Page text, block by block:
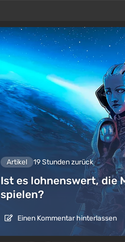
Artikel 19 Stunden zurück
Ist es lohnenswert, die
spielen?
Einen Kommentar hinterlassen